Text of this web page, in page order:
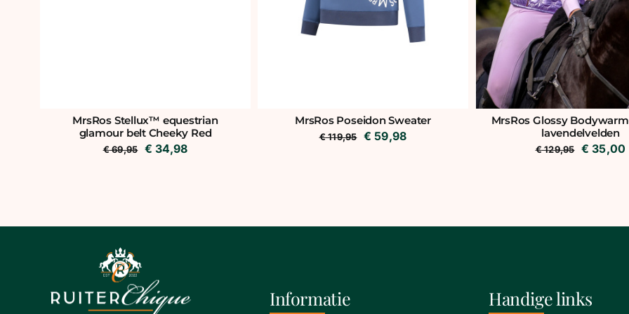
MrsRos Stellux™ equestrian
glamour belt Cheeky Red
€69,95
Oorspronkelijke
€ 34,98Huidige
MrsRos Poseidon Sweater
€119,95 Oorspronkelijke
€ 59,98Huidige
MrsRos Glossy
lavendelvelden
€129,95 € 35,00
Informatie Handige links